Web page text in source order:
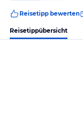
Reisetipp bewerten
Reisetippübersicht